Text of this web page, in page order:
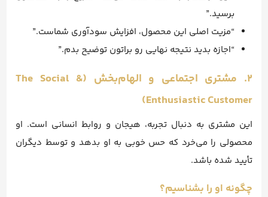
برسید.”
“مزیت اصلی این محصول، افزایش سودآوری شماست.”
“اجازه بدید نتیجه نهایی رو براتون توضیح بدم.”
۲. مشتری اجتماعی و الهام‌بخش (The Social &
Enthusiastic Customer)
این مشتری به دنبال تجربه، هیجان و روابط انسانی است. او
محصولی را می‌خرد که حس خوبی به او بدهد و توسط دیگران
تأیید شده باشد.
چگونه او را بشناسیم؟